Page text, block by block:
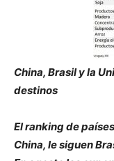
China, Brasil y la
destinos
El ranking de
China, le siguen